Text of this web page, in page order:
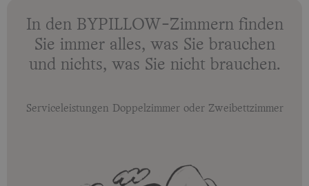
In den BYPILLOW-Zimmern finden
Sie immer alles, was Sie brauchen
und nichts, was Sie nicht brauchen.
Serviceleistungen Doppelzimmer oder Zweibettzimmer